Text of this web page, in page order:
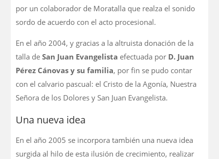
por un colaborador de Moratalla que realza el sonido
sordo de acuerdo con el acto procesional.
En el año 2004, y gracias a la altruista donación de la
talla deSan Juan Evangelista efectuada por D. Juan
Pérez Cánovas y su familia, por fin se pudo contar
con el calvario pascual: el Cristo de la Agonía, Nuestra
Señora de los Dolores y San Juan Evangelista.
Una nueva idea
En el año 2005 se incorpora también una nueva idea
surgida al hilo de esta ilusión de crecimiento, realizar